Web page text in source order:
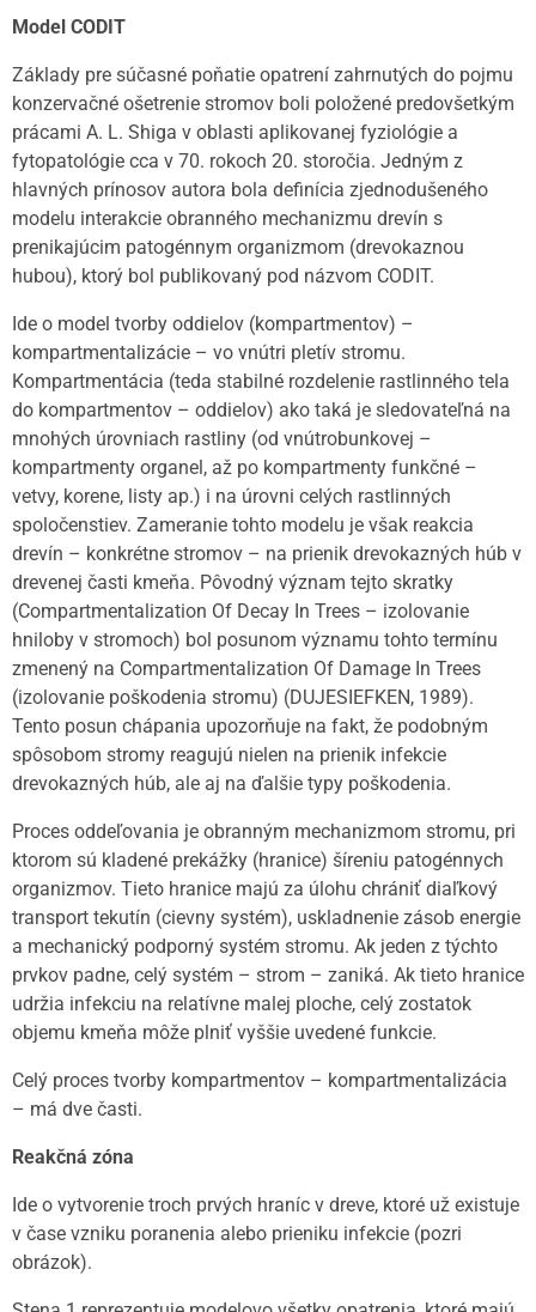
Model CODIT
Základy pre súčasné poňatie opatrení zahrnutých do pojmu
konzervačné ošetrenie stromov boli položené predovšetkým
prácami A. L. Shiga v oblasti aplikovanej fyziológie a
fytopatológie cca v 70. rokoch 20. storočia. Jedným z
hlavných prínosov autora bola definícia zjednodušeného
modelu interakcie obranného mechanizmu drevín s
prenikajúcim patogénnym organizmom (drevokaznou
hubou), ktorý bol publikovaný pod názvom CODIT.
Ide o model tvorby oddielov (kompartmentov) –
kompartmentalizácie – vo vnútri pletív stromu.
Kompartmentácia (teda stabilné rozdelenie rastlinného tela
do kompartmentov – oddielov) ako taká je sledovateľná na
mnohých úrovniach rastliny (od vnútrobunkovej –
kompartmenty organel, až po kompartmenty funkčné –
vetvy, korene, listy ap.) i na úrovni celých rastlinných
spoločenstiev. Zameranie tohto modelu je však reakcia
drevín – konkrétne stromov – na prienik drevokazných húb v
drevenej časti kmeňa. Pôvodný význam tejto skratky
(Compartmentalization Of Decay In Trees – izolovanie
hniloby v stromoch) bol posunom významu tohto termínu
zmenený na Compartmentalization Of Damage In Trees
(izolovanie poškodenia stromu) (DUJESIEFKEN, 1989).
Tento posun chápania upozorňuje na fakt, že podobným
spôsobom stromy reagujú nielen na prienik infekcie
drevokazných húb, ale aj na ďalšie typy poškodenia.
Proces oddeľovania je obranným mechanizmom stromu, pri
ktorom sú kladené prekážky (hranice) šíreniu patogénnych
organizmov. Tieto hranice majú za úlohu chrániť diaľkový
transport tekutín (cievny systém), uskladnenie zásob energie
a mechanický podporný systém stromu. Ak jeden z týchto
prvkov padne, celý systém – strom – zaniká. Ak tieto hranice
udržia infekciu na relatívne malej ploche, celý zostatok
objemu kmeňa môže plniť vyššie uvedené funkcie.
Celý proces tvorby kompartmentov – kompartmentalizácia
– má dve časti.
Reakčná zóna
Ide o vytvorenie troch prvých hraníc v dreve, ktoré už existuje
v čase vzniku poranenia alebo prieniku infekcie (pozri
obrázok).